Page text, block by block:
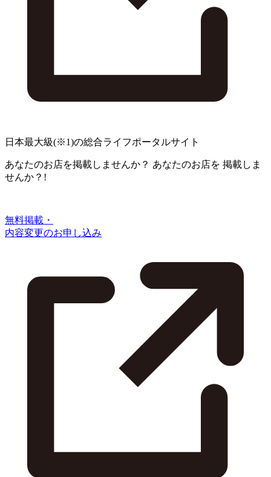
日本最大級(※1)の総合ライフポータルサイト
あなたのお店を掲載しませんか？ あなたのお店を 掲載しま
せんか？!
無料掲載・
内容変更のお申し込み